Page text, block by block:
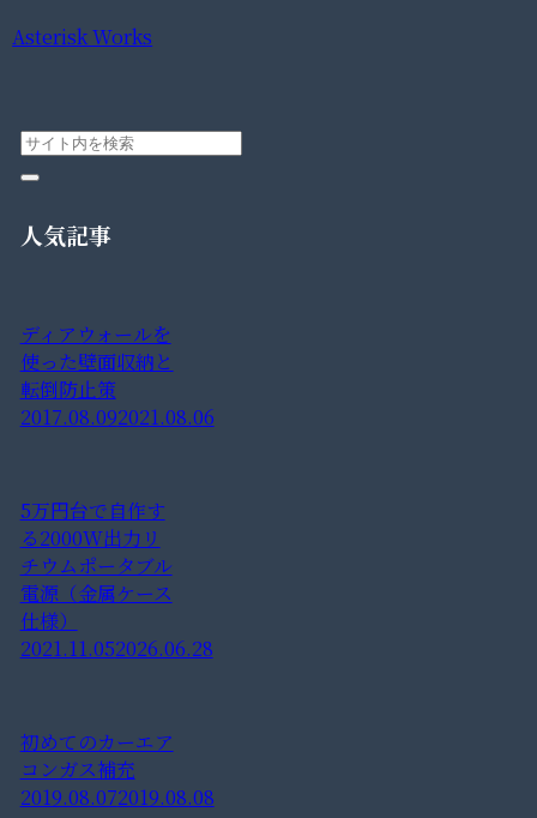
Asterisk Works
人気記事
ディアウォールを
使った壁面収納と
転倒防止策
2017.08.092021.08.06
5万円台で自作す
る2000W出力リ
チウムポータブル
電源（金属ケース
仕様）
2021.11.052026.06.28
初めてのカーエア
コンガス補充
2019.08.072019.08.08